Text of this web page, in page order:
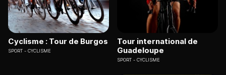
Cyclisme : Tour de Burgos
SPORT CYCLISME
Tour international de
Guadeloupe
SPORT CYCLISME